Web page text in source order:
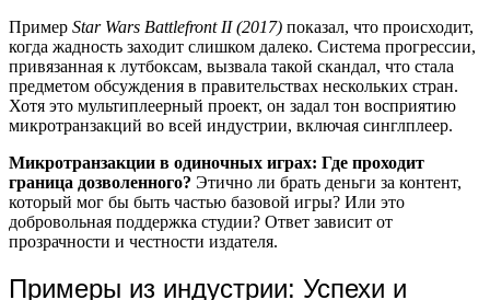
Пример Star Wars Battlefront II (2017) показал, что происходит,
когда жадность заходит слишком далеко. Система прогрессии,
привязанная к лутбоксам, вызвала такой скандал, что стала
предметом обсуждения в правительствах нескольких стран.
Хотя это мультиплеерный проект, он задал тон восприятию
микротранзакций во всей индустрии, включая синглплеер.
Микротранзакции в одиночных играх: Где проходит
граница дозволенного? Этично ли брать деньги за контент,
который мог бы быть частью базовой игры? Или это
добровольная поддержка студии? Ответ зависит от
прозрачности и честности издателя.
Примеры из индустрии: Успехи и